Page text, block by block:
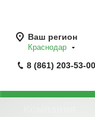
Ваш регион
Краснодар
8 (861) 203-53-00